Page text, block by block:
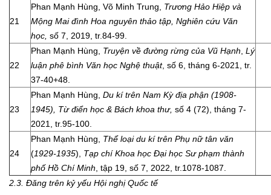
21
Phan Mạnh Hùng, Võ Minh Trung,
Trương Hảo Hiệp và
Mộng Mai đình Hoa nguyên thảo tập, Nghiên cứu Văn
học, số 7, 2019, tr.84-99.
22
Phan Mạnh Hùng, Truyện về đường rừng của Vũ Hạnh Lý
luận phê bình Văn học Nghệ thuật, số 6, tháng 6-2021, tr.
37-40+48.
23
Phan Mạnh Hùng, Du kí trên Nam Kỳ địa phận (1908-
1945), Từ điển học & Bách khoa thư, số 4 (72), tháng 7-
2021, tr.95-100.
24
Phan Mạnh Hùng, Thể loại du kí trên Phụ nữ tân văn
(1929-1935), Tạp chí Khoa học Đại học Sư phạm thành
phố Hồ Chí Minh , tập 19, số 7, 2022, tr.1078-1087.
2.3. Đăng trên kỷ yếu Hội nghị Quốc tế